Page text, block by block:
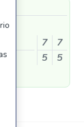
7
7
5
5